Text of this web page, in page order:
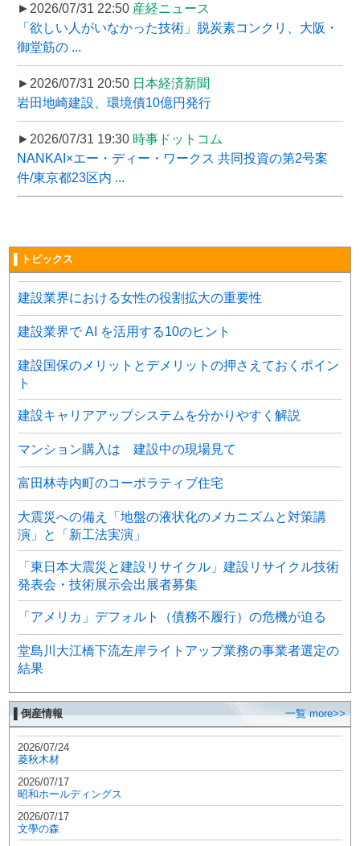
►2026/07/31 22:50 産経ニュース
「欲しい人がいなかった技術」脱炭素コンクリ、大阪・
御堂筋の ...
►2026/07/31 20:50 日本経済新聞
岩田地崎建設、環境債10億円発行
►2026/07/31 19:30 時事ドットコム
NANKAI×エー・ディー・ワークス 共同投資の第2号案
件/東京都23区内 ...
▌トピックス
建設業界における女性の役割拡大の重要性
建設業界で AI を活用する10のヒント
建設国保のメリットとデメリットの押さえておくポイン
ト
建設キャリアアップシステムを分かりやすく解説
マンション購入は 建設中の現場見て
富田林寺内町のコーポラティブ住宅
大震災への備え「地盤の液状化のメカニズムと対策講
演」と「新工法実演」
「東日本大震災と建設リサイクル」建設リサイクル技術
発表会・技術展示会出展者募集
「アメリカ」デフォルト（債務不履行）の危機が迫る
堂島川大江橋下流左岸ライトアップ業務の事業者選定の
結果
▌倒産情報 一覧 more>>
2026/07/24
菱秋木材
2026/07/17
昭和ホールディングス
2026/07/17
文學の森